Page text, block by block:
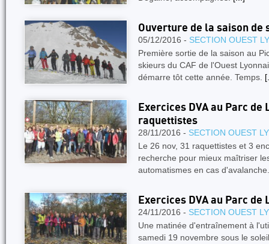
Ouverture de la saison de
05/12/2016 - SECTION OUEST
Première sortie de la saison au
skieurs du CAF de l'Ouest
démarre tôt cette année. Temps.
Exercices DVA au Parc
raquettistes
28/11/2016 - SECTION OUEST
Le 26 nov, 31 raquettistes et 3
recherche pour mieux maîtriser
automatismes en cas
Exercices DVA au Parc de
24/11/2016 - SECTION OUEST
Une matinée d'entraînement à
samedi 19 novembre sous le